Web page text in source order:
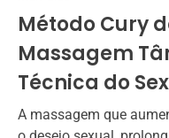
Método Cury
Massagem
Técnica do
A massagem que